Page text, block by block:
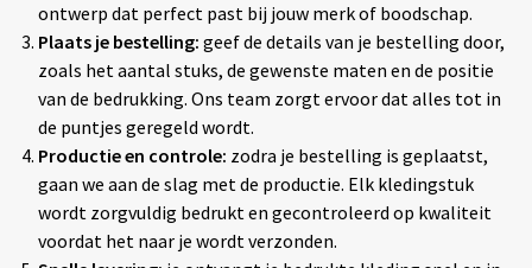
ontwerp dat perfect past bij jouw merk of boodschap.
Plaats je bestelling: geef de details van je bestelling door,
zoals het aantal stuks, de gewenste maten en de positie
van de bedrukking. Ons team zorgt ervoor dat alles tot in
de puntjes geregeld wordt.
Productie en controle: zodra je bestelling is geplaatst,
gaan we aan de slag met de productie. Elk kledingstuk
wordt zorgvuldig bedrukt en gecontroleerd op kwaliteit
voordat het naar je wordt verzonden.